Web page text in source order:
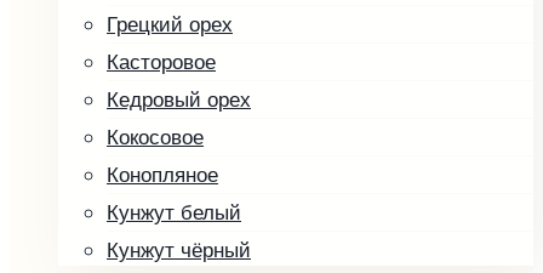
Грецкий орех
Касторовое
Кедровый орех
Кокосовое
Конопляное
Кунжут белый
Кунжут чёрный